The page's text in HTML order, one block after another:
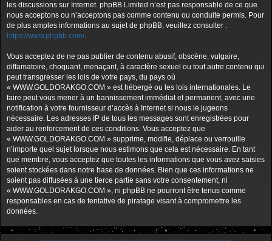
les discussions sur Internet. phpBB Limited n’est pas responsable de ce que
nous acceptons ou n’acceptons pas comme contenu ou conduite permis. Pour
de plus amples informations au sujet de phpBB, veuillez consulter :
https://www.phpbb.com/.
Vous acceptez de ne pas publier de contenu abusif, obscène, vulgaire,
diffamatoire, choquant, menaçant, à caractère sexuel ou tout autre contenu qui
peut transgresser les lois de votre pays, du pays où
« WWW.GOLDORAKGO.COM » est hébergé ou les lois internationales. Le
faire peut vous mener à un bannissement immédiat et permanent, avec une
notification à votre fournisseur d’accès à Internet si nous le jugeons
nécessaire. Les adresses IP de tous les messages sont enregistrées pour
aider au renforcement de ces conditions. Vous acceptez que
« WWW.GOLDORAKGO.COM » supprime, modifie, déplace ou verrouille
n’importe quel sujet lorsque nous estimons que cela est nécessaire. En tant
que membre, vous acceptez que toutes les informations que vous avez saisies
soient stockées dans notre base de données. Bien que ces informations ne
soient pas diffusées à une tierce partie sans votre consentement, ni
« WWW.GOLDORAKGO.COM », ni phpBB ne pourront être tenus comme
responsables en cas de tentative de piratage visant à compromettre les
données.